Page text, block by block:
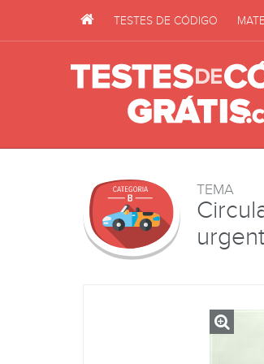
TESTES DE CÓDIGO
TEMA